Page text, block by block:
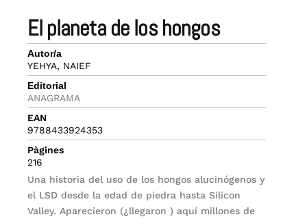
el planeta de los hongos
Autor/a
YEHYA, NAIEF
Editorial
ANAGRAMA
EAN
9788433924353
Pàgines
216
Una historia del uso de los hongos alucinógenos y
el LSD desde la edad de piedra hasta Silicon
Valley. Aparecieron (¿llegaron ) aquí millones de